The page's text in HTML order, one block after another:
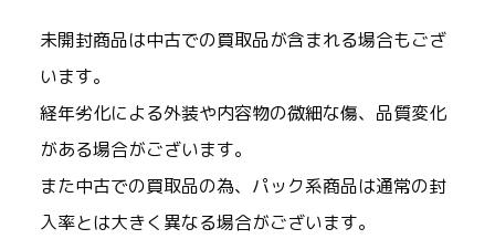
未開封商品は中古での買取品が含まれる場合もござ
います。
経年劣化による外装や内容物の微細な傷、品質変化
がある場合がございます。
また中古での買取品の為、パック系商品は通常の封
入率とは大きく異なる場合がございます。